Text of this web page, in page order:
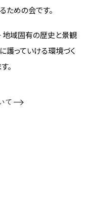
ための会です。
地域固有の歴史と景観
護っていける環境づく
。
て